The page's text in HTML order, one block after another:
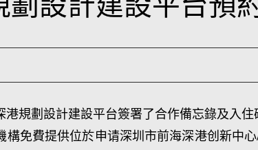
港規劃設計建設平台簽署了合作備忘錄及入住
構免費提供位於申请深圳市前海深港创新中